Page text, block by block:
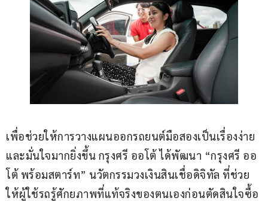
เพื่อช่วยให้การวางแผนออกรถยนต์มือสองเป็นเรื่องง่าย
และมั่นใจมากยิ่งขึ้น กรุงศรี ออโต้ ได้พัฒนา “กรุงศรี ออ
โต้ พร้อมสตาร์ท” นวัตกรรมวงเงินสินเชื่อดิจิทัล ที่ช่วย
ให้ผู้ใช้รถรู้ศักยภาพที่แท้จริงของตนเองก่อนตัดสินใจซื้อ